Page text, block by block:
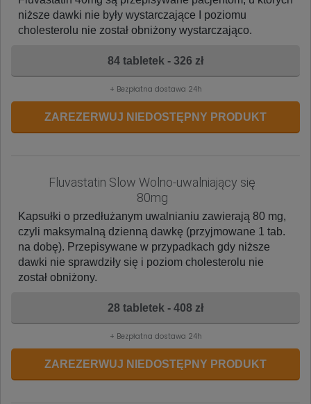
niższe dawki nie były wystarczające I poziomu
cholesterolu nie został obniżony wystarczająco.
84 tabletek - 326 zł
+ Bezpłatna dostawa 24h
ZAREZERWUJ NIEDOSTĘPNY PRODUKT
Fluvastatin Slow Wolno-uwalniający się
80mg
Kapsułki o przedłużanym uwalnianiu zawierają 80 mg,
czyli maksymalną dzienną dawkę (przyjmowane 1 tab.
na dobę). Przepisywane w przypadkach gdy niższe
dawki nie sprawdziły się i poziom cholesterolu nie
został obniżony.
28 tabletek - 408 zł
+ Bezpłatna dostawa 24h
ZAREZERWUJ NIEDOSTĘPNY PRODUKT